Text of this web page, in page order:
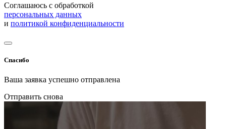
Соглашаюсь с обработкой
персональных данных
и политикой конфиденциальности
Спасибо
Ваша заявка успешно отправлена
Отправить снова